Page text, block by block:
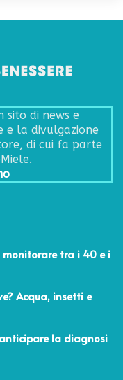
sito di news e
e la divulgazione
di cui fa parte
monitorare tra i 40 e i
Acqua, insetti e
la diagnosi